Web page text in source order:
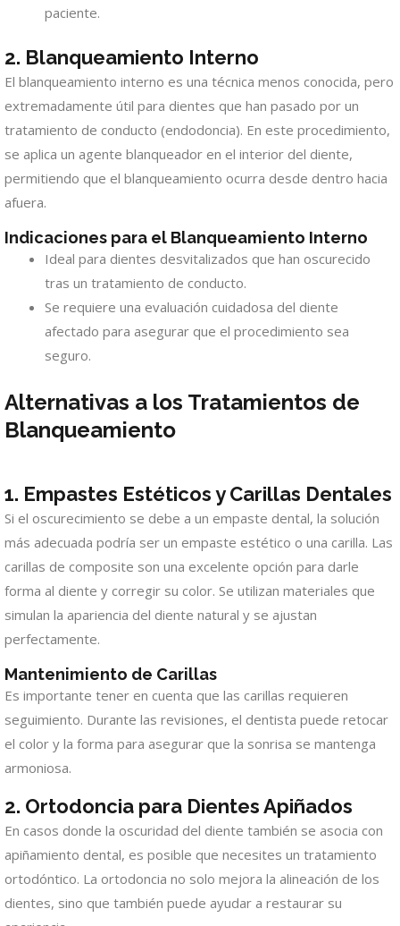
paciente.
2. Blanqueamiento Interno
El blanqueamiento interno es una técnica menos conocida, pero
extremadamente útil para dientes que han pasado por un
tratamiento de conducto (endodoncia). En este procedimiento,
se aplica un agente blanqueador en el interior del diente,
permitiendo que el blanqueamiento ocurra desde dentro hacia
afuera.
Indicaciones para el Blanqueamiento Interno
Ideal para dientes desvitalizados que han oscurecido
tras un tratamiento de conducto.
Se requiere una evaluación cuidadosa del diente
afectado para asegurar que el procedimiento sea
seguro.
Alternativas a los Tratamientos de
Blanqueamiento
1. Empastes Estéticos y Carillas Dentales
Si el oscurecimiento se debe a un empaste dental, la solución
más adecuada podría ser un empaste estético o una carilla. Las
carillas de composite son una excelente opción para darle
forma al diente y corregir su color. Se utilizan materiales que
simulan la apariencia del diente natural y se ajustan
perfectamente.
Mantenimiento de Carillas
Es importante tener en cuenta que las carillas requieren
seguimiento. Durante las revisiones, el dentista puede retocar
el color y la forma para asegurar que la sonrisa se mantenga
armoniosa.
2. Ortodoncia para Dientes Apiñados
En casos donde la oscuridad del diente también se asocia con
apiñamiento dental, es posible que necesites un tratamiento
ortodóntico. La ortodoncia no solo mejora la alineación de los
dientes, sino que también puede ayudar a restaurar su